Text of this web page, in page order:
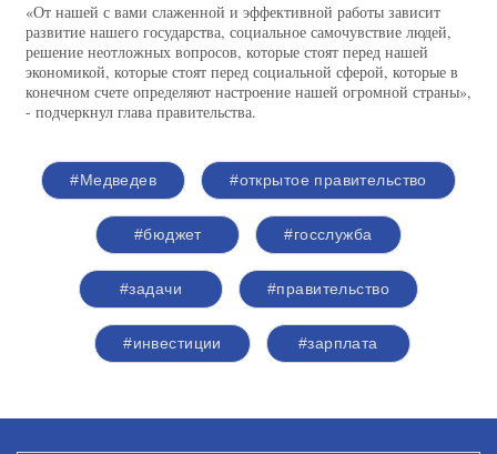
«От нашей с вами слаженной и эффективной работы зависит
развитие нашего государства, социальное самочувствие людей,
решение неотложных вопросов, которые стоят перед нашей
экономикой, которые стоят перед социальной сферой, которые в
конечном счете определяют настроение нашей огромной страны»,
- подчеркнул глава правительства.
#Медведев #открытое правительство
#бюджет #госслужба
#задачи #правительство
#инвестиции #зарплата